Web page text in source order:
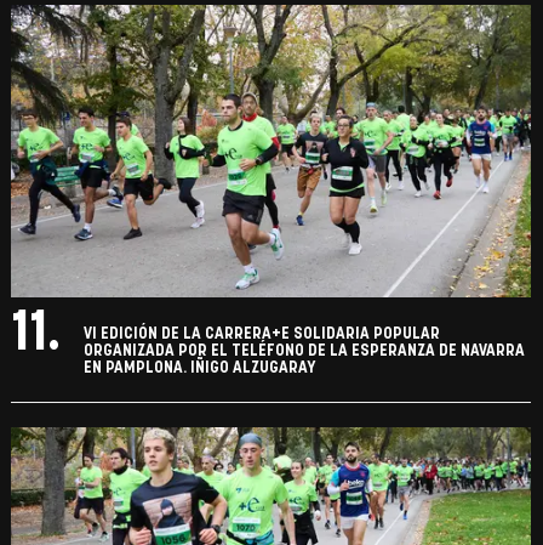
11.
VI EDICIÓN DE LA CARRERA+E SOLIDARIA POPULAR
ORGANIZADA POR EL TELÉFONO DE LA ESPERANZA DE NAVARRA
EN PAMPLONA. IÑIGO ALZUGARAY